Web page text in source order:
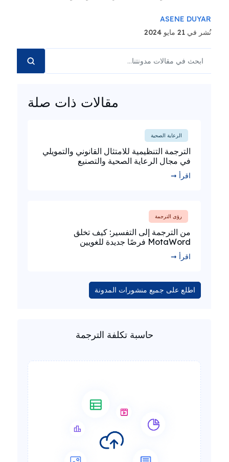
ASENE DUYAR
نُشر في 21 مايو 2024
مقالات ذات صلة
الرعاية الصحية
الترجمة التنظيمية للامتثال القانوني والتمويلي
في مجال الرعاية الصحية والتصنيع
اقرأ ➞
رؤى الترجمة
من الترجمة إلى التفسير: كيف تخلق
MotaWord فرصًا جديدة للغويين
اقرأ ➞
اطلع على جميع منشورات المدونة
حاسبة تكلفة الترجمة